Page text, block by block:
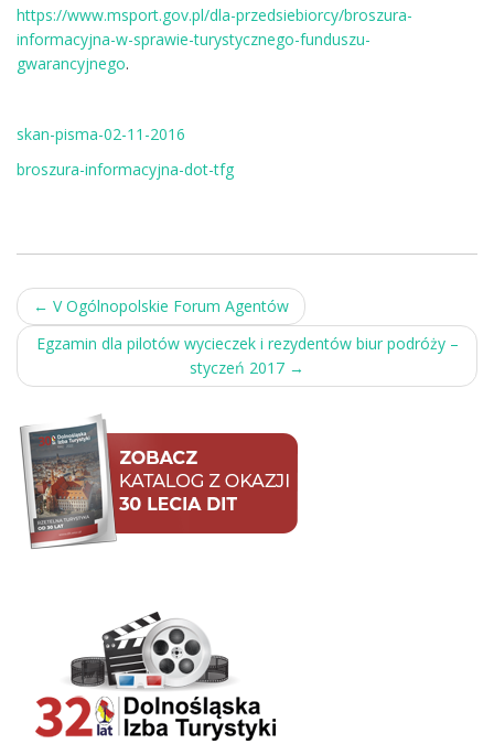
https://www.msport.gov.pl/dla-przedsiebiorcy/broszura-
informacyjna-w-sprawie-turystycznego-funduszu-
gwarancyjnego.
skan-pisma-02-11-2016
broszura-informacyjna-dot-tfg
Post
navigation
← V Ogólnopolskie Forum Agentów
Egzamin dla pilotów wycieczek i rezydentów biur podróży –
styczeń 2017 →